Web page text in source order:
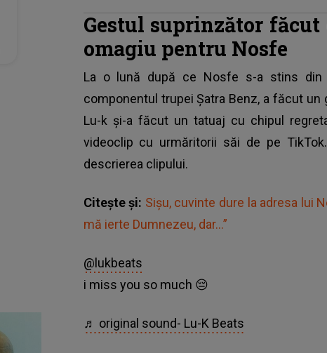
Gestul suprinzător făcut
omagiu pentru Nosfe
La o lună după ce Nosfe s-a stins din
componentul trupei Șatra Benz, a făcut
Lu-k și-a făcut un tatuaj cu chipul
videoclip cu urmăritorii săi de pe TikTok.
descrierea clipului.
Citește și: Sișu, cuvinte dure la adresa lui
mă ierte Dumnezeu, dar…”
@lukbeats
i miss you so much 😔
♬ original sound- Lu-K Beats